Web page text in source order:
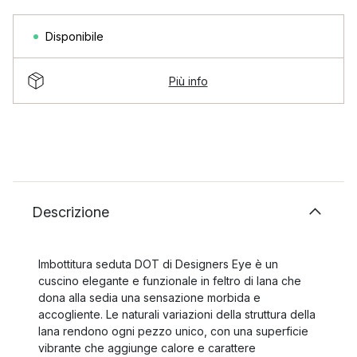
Disponibile
Più info
Descrizione
Imbottitura seduta DOT di Designers Eye è un
cuscino elegante e funzionale in feltro di lana che
dona alla sedia una sensazione morbida e
accogliente. Le naturali variazioni della struttura della
lana rendono ogni pezzo unico, con una superficie
vibrante che aggiunge calore e carattere